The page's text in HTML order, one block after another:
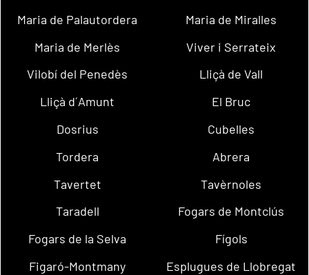
Maria de Palautordera
Maria de Miralles
Maria de Merlès
Viver i Serrateix
Vilobí del Penedès
Lliçà de Vall
Lliçà d´Amunt
El Bruc
Dosrius
Cubelles
Tordera
Abrera
Tavertet
Tavèrnoles
Taradell
Fogars de Montclús
Fogars de la Selva
Fígols
Figaró-Montmany
Esplugues de Llobregat